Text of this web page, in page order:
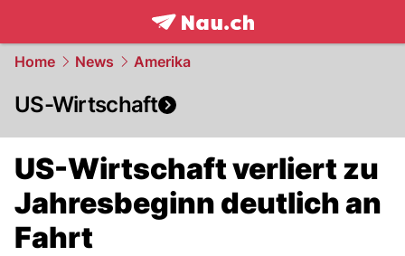
frontpage.NAU.ch
Home News Amerika
US-Wirtschaft
US-Wirtschaft verliert zu
Jahresbeginn deutlich an
Fahrt